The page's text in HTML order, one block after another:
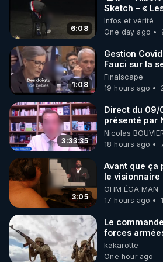
🌱 INSTAGRAM
https://www.instagram.com/
http://rgnr.li/instagram
🌱 LA NEWSLETTER
Pour ne pas rater l’actualité
http://rgnr.li/news
🌱 VIDÉOS NON CENSURÉES
Toutes les vidéos Youtube sont
http://rgnr.li/odysee
🌱 LES STAGES EN
http://rgnr.li/stages
6:08
Sketch – «
🏆💰**
Infos et vérité
One day ago
1:08
Gestion
Fauci sur la
Finalscape
19 hours ago
3:33:35
Direct du 09/
présenté par
BOUVIER
Nicolas
18 hours ago
3:05
Avant que ça
le visionnaire
OHM ÉGA MAN
17 hours ago
Le
forces
a ordonné
mercenaires
kakarotte
One hour ago